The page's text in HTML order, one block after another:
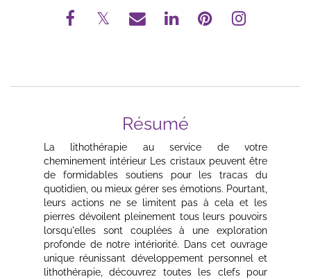
Résumé
La lithothérapie au service de votre
cheminement intérieur Les cristaux peuvent être
de formidables soutiens pour les tracas du
quotidien, ou mieux gérer ses émotions. Pourtant,
leurs actions ne se limitent pas à cela et les
pierres dévoilent pleinement tous leurs pouvoirs
lorsqu'elles sont couplées à une exploration
profonde de notre intériorité. Dans cet ouvrage
unique réunissant développement personnel et
lithothérapie, découvrez toutes les clefs pour